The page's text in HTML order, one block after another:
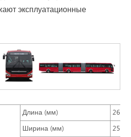
эксплуатационные
Длина (мм)
Ширина (мм)
2550